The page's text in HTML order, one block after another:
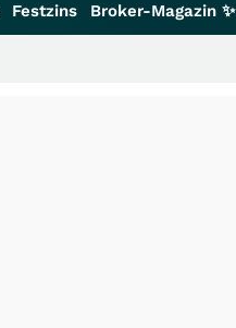
Festzins Broker-Magazin ✨